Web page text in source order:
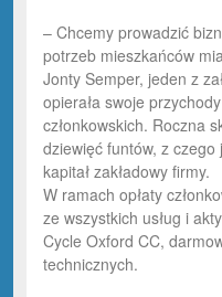
– Chcemy prowadzić
potrzeb mieszkańców
Jonty Semper, jeden z
opierała swoje
członkowskich. Roczna
dziewięć funtów, z
kapitał zakładowy firmy.
W ramach opłaty
ze wszystkich usług i
Cycle Oxford CC,
technicznych.